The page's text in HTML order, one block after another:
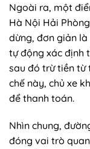
Ngoài ra, một
Hà Nội Hải
dừng, đơn giản là
tự động xác định
sau đó trừ tiền từ
chế này, chủ xe
để thanh toán.
Nhìn chung,
đóng vai trò